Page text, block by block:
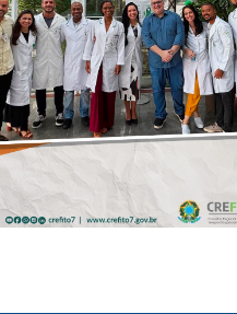
HOSPITAL
ARISTIDES
MALTEZ